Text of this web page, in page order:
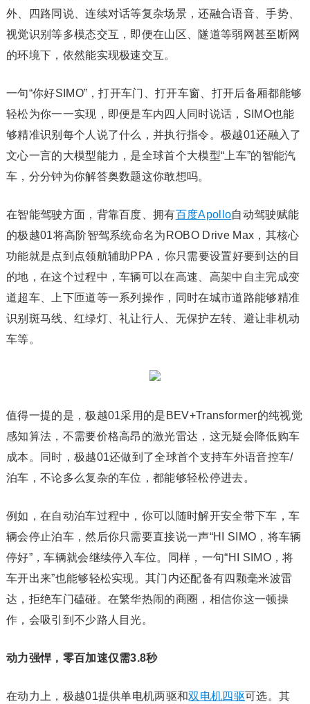
外、四路同说、连续对话等复杂场景，还融合语音、手势、
视觉识别等多模态交互，即便在山区、隧道等弱网甚至断网
的环境下，依然能实现极速交互。
一句“你好SIMO”，打开车门、打开车窗、打开后备厢都能够
轻松为你一一实现，即便是车内四人同时说话，SIMO也能
够精准识别每个人说了什么，并执行指令。极越01还融入了
文心一言的大模型能力，是全球首个大模型“上车”的智能汽
车，分分钟为你解答奥数题这你敢想吗。
在智能驾驶方面，背靠百度、拥有百度Apollo自动驾驶赋能
的极越01将高阶智驾系统命名为ROBO Drive Max，其核心
功能就是点到点领航辅助PPA，你只需要设置好要到达的目
的地，在这个过程中，车辆可以在高速、高架中自主完成变
道超车、上下匝道等一系列操作，同时在城市道路能够精准
识别斑马线、红绿灯、礼让行人、无保护左转、避让非机动
车等。
值得一提的是，极越01采用的是BEV+Transformer的纯视觉
感知算法，不需要价格高昂的激光雷达，这无疑会降低购车
成本。同时，极越01还做到了全球首个支持车外语音控车/
泊车，不论多么复杂的车位，都能够轻松停进去。
例如，在自动泊车过程中，你可以随时解开安全带下车，车
辆会停止泊车，然后你只需要直接说一声“HI SIMO，将车辆
停好”，车辆就会继续停入车位。同样，一句“HI SIMO，将
车开出来”也能够轻松实现。其门内还配备有四颗毫米波雷
达，拒绝车门磕碰。在繁华热闹的商圈，相信你这一顿操
作，会吸引到不少路人目光。
动力强悍，零百加速仅需3.8秒
在动力上，极越01提供单电机两驱和双电机四驱可选。其